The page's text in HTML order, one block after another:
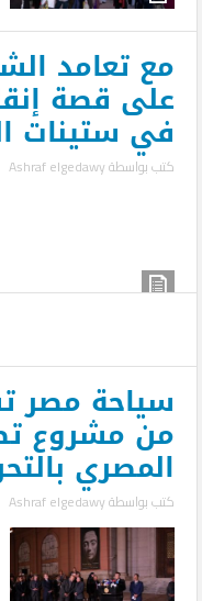
مع تعامد
على قصة
في ستينات
كتب بواسطةAshraf elgedawy
سياحة مصر
من مشروع
المصري
كتب بواسطةAshraf elgedawy